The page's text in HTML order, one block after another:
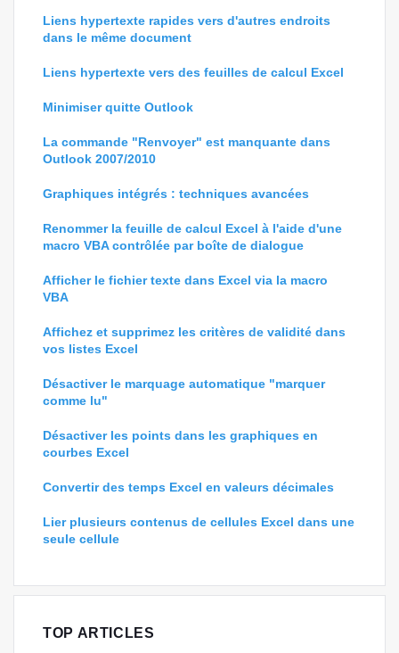
Liens hypertexte rapides vers d'autres endroits
dans le même document
Liens hypertexte vers des feuilles de calcul Excel
Minimiser quitte Outlook
La commande "Renvoyer" est manquante dans
Outlook 2007/2010
Graphiques intégrés : techniques avancées
Renommer la feuille de calcul Excel à l'aide d'une
macro VBA contrôlée par boîte de dialogue
Afficher le fichier texte dans Excel via la macro
VBA
Affichez et supprimez les critères de validité dans
vos listes Excel
Désactiver le marquage automatique "marquer
comme lu"
Désactiver les points dans les graphiques en
courbes Excel
Convertir des temps Excel en valeurs décimales
Lier plusieurs contenus de cellules Excel dans une
seule cellule
TOP ARTICLES